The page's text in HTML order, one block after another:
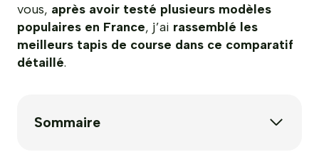
vous, après avoir testé plusieurs modèles
populaires en France, j’ai rassemblé les
meilleurs tapis de course dans ce comparatif
détaillé.
Sommaire